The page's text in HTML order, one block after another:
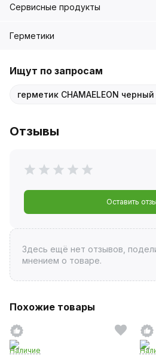
Сервисные продукты
Герметики
Ищут по запросам
герметик CHAMAELEON
Отзывы
Оставить
Здесь ещё нет отзывов,
мнением о товаре.
Похожие товары
Наличие